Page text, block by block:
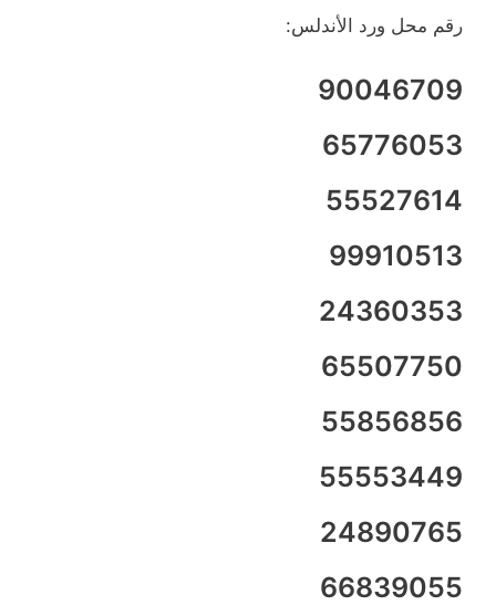
رقم محل ورد الأندلس:
90046709
65776053
55527614
99910513
24360353
65507750
55856856
55553449
24890765
66839055